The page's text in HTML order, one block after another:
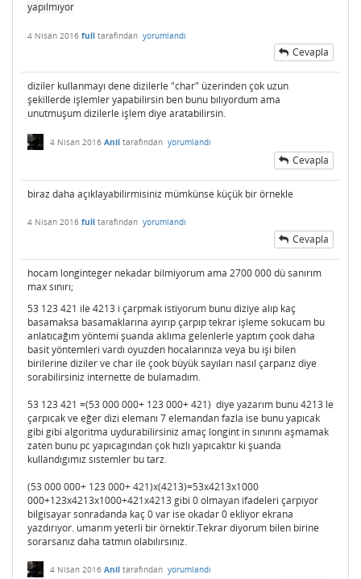
yapılmıyor
4 Nisan 2016 full tarafından yorumlandı
Cevapla
diziler kullanmayı dene dizilerle "char" üzerinden çok uzun
şekillerde işlemler yapabilirsin ben bunu bılıyordum ama
unutmuşum dizilerle işlem diye aratabilirsin.
4 Nisan 2016 Anil tarafından yorumlandı
Cevapla
biraz daha açıklayabilirmisiniz mümkünse küçük bir örnekle
4 Nisan 2016 full tarafından yorumlandı
Cevapla
hocam longinteger nekadar bilmiyorum ama 2700 000 dü sanırım
max sınırı;
53 123 421 ile 4213 i çarpmak istiyorum bunu diziye alıp kaç
basamaksa basamaklarına ayırıp çarpıp tekrar işleme sokucam bu
anlatıcağım yöntemi şuanda aklıma gelenlerle yaptım çook daha
basit yöntemleri vardı oyuzden hocalarınıza veya bu işi bilen
birilerine diziler ve char ile çook büyük sayıları nasıl çarparız diye
sorabilirsiniz internette de bulamadım.
53 123 421 =(53 000 000+ 123 000+ 421) diye yazarım bunu 4213 le
çarpıcak ve eğer dizi elemanı 7 elemandan fazla ise bunu yapıcak
gibi gibi algoritma uydurabilirsiniz amaç longint in sınırını aşmamak
zaten bunu pc yapıcagından çok hızlı yapıcaktır ki şuanda
kullandıgımız sıstemler bu tarz.
(53 000 000+ 123 000+ 421)x(4213)=53x4213x1000
000+123x4213x1000+421x4213 gibi 0 olmayan ifadeleri çarpıyor
bilgisayar sonradanda kaç 0 var ise okadar 0 ekliyor ekrana
yazdırıyor. umarım yeterli bir örnektir.Tekrar diyorum bilen birine
sorarsanız daha tatmın olabılırsınız.
4 Nisan 2016 Anil tarafından yorumlandı